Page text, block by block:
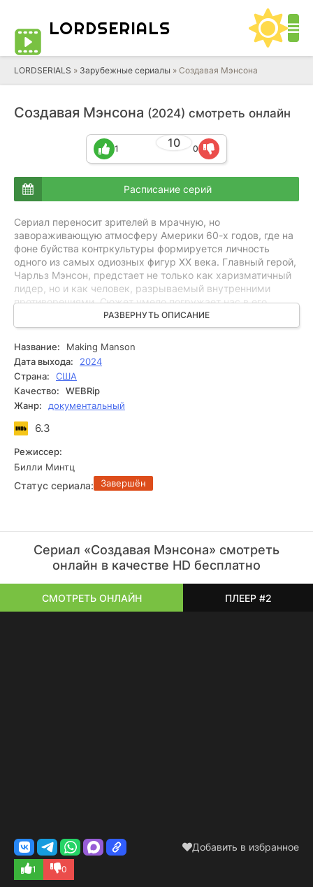
LORDSERIALS
LORDSERIALS » Зарубежные сериалы » Создавая Мэнсона
Создавая Мэнсона (2024) смотреть онлайн
10
1 0
Расписание серий
Сериал переносит зрителей в мрачную, но
завораживающую атмосферу Америки 60-х годов, где на
фоне буйства контркультуры формируется личность
одного из самых одиозных фигур XX века. Главный герой,
Чарльз Мэнсон, предстает не только как харизматичный
лидер, но и как человек, разрываемый внутренними
противоречиями. Сюжет умело погружает нас в его
психологию, исследуя путь от обаятельного мечтателя до
символа ужаса. Визуальный стиль подчёркивает
ощущение надвигающейся катастрофы, а умело
выстроенная интрига держит в напряжении, заставляя
размышлять о природе зла и манипуляции. Это
повествование о человеке, который всего лишь хотел
изменить мир, но оказался на темной его стороне.
РАЗВЕРНУТЬ ОПИСАНИЕ
Название:
Making Manson
Дата выхода:
2024
Страна:
США
Качество:
WEBRip
Жанр:
документальный
6.3
Режиссер:
Билли Минтц
Статус сериала: Завершён
Сериал «Создавая Мэнсона» смотреть
онлайн в качестве HD бесплатно
СМОТРЕТЬ ОНЛАЙН ПЛЕЕР #2
Добавить в избранное
1 0